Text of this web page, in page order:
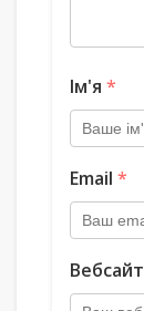
Ім'я *
Email *
Вебсайт